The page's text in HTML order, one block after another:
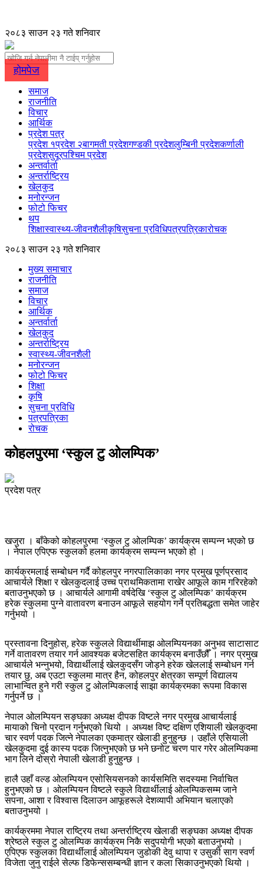
२०८३ साउन २३ गते शनिवार
होमपेज
समाज
राजनीति
विचार
आर्थिक
प्रदेश पत्र
प्रदेश १प्रदेश २बागमती प्रदेशगण्डकी प्रदेशलुम्बिनी प्रदेशकर्णाली
प्रदेशसुदूरपश्चिम प्रदेश
अन्तर्वार्ता
अन्तर्राष्ट्रिय
खेलकुद
मनोरन्जन
फोटो फिचर
थप
शिक्षास्वास्थ्य-जीवनशैलीकृषिसुचना प्रविधिपत्रपत्रिकारोचक
२०८३ साउन २३ गते शनिवार
मुख्य समाचार
राजनीति
समाज
विचार
आर्थिक
अन्तर्वार्ता
खेलकुद
अन्तर्राष्ट्रिय
स्वास्थ्य-जीवनशैली
मनोरन्जन
फोटो फिचर
शिक्षा
कृषि
सुचना प्रविधि
पत्रपत्रिका
रोचक
कोहलपुरमा ‘स्कुल टु ओलम्पिक’
प्रदेश पत्र
खजुरा । बाँकेको कोहलपुरमा ‘स्कुल टु ओलम्पिक’ कार्यक्रम सम्पन्न भएको छ
। नेपाल एपिएफ स्कुलको हलमा कार्यक्रम सम्पन्न भएको हो ।
कार्यक्रमलाई सम्बोधन गर्दै कोहलपुर नगरपालिकाका नगर प्रमुख पूर्णप्रसाद
आचार्यले शिक्षा र खेलकुदलाई उच्च प्राथमिकतामा राखेर आफूले काम गरिरहेको
बताउनुभएको छ । आचार्यले आगामी वर्षदेखि ‘स्कुल टु ओलम्पिक’ कार्यक्रम
हरेक स्कुलमा पुग्ने वातावरण बनाउन आफूले सहयोग गर्ने प्रतिबद्धता समेत जाहेर
गर्नुभयो ।
प्रस्तावना दिनुहोस्, हरेक स्कुलले विद्यार्थीमाझ ओलम्पियनका अनुभव साटासाट
गर्ने वातावरण तयार गर्न आवश्यक बजेटसहित कार्यक्रम बनाउँछौँ । नगर प्रमुख
आचार्यले भन्नुभयो, विद्यार्थीलाई खेलकुदसँग जोड्ने हरेक खेललाई सम्बोधन गर्न
तयार छु, अब एउटा स्कुलमा मात्र हैन, कोहलपुर क्षेत्रका सम्पूर्ण विद्यालय
लाभान्वित हुने गरी स्कुल टु ओलम्पिकलाई साझा कार्यक्रमका रूपमा विकास
गर्नुपर्ने छ ।
नेपाल ओलम्पियन सङ्घका अध्यक्ष दीपक विष्टले नगर प्रमुख आचार्यलाई
मायाको चिनो प्रदान गर्नुभएको थियो । अध्यक्ष विष्ट दक्षिण एशियाली खेलकुदमा
चार स्वर्ण पदक जित्ने नेपालका एकमात्र खेलाडी हुनुहुन्छ । उहाँले एसियाली
खेलकुदमा दुई कास्य पदक जित्नुभएको छ भने छनोट चरण पार गरेर ओलम्पिकमा
भाग लिने दोस्रो नेपाली खेलाडी हुनुहुन्छ ।
हालै उहाँ वल्ड ओलम्पियन एसोसियसनको कार्यसमिति सदस्यमा निर्वाचित
हुनुभएको छ । ओलम्पियन विष्टले स्कुले विद्यार्थीलाई ओलम्पिकसम्म जाने
सपना, आशा र विश्वास दिलाउन आफूहरूले देशव्यापी अभियान चलाएको
बताउनुभयो ।
कार्यक्रममा नेपाल राष्ट्रिय तथा अन्तर्राष्ट्रिय खेलाडी सङ्घका अध्यक्ष दीपक
श्रेष्ठले स्कुल टु ओलम्पिक कार्यक्रम निकै सदुपयोगी भएको बताउनुभयो ।
एपिएफ स्कुलका विद्यार्थीलाई ओलम्पियन जुडोकी देवु थापा र उसुकी साग स्वर्ण
विजेता जुनु राईले सेल्फ डिफेन्ससम्बन्धी ज्ञान र कला सिकाउनुभएको थियो ।